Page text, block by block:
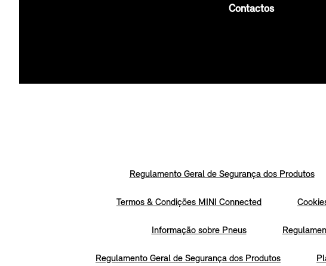
Contactos
Regulamento Geral de Segurança dos Produtos
Termos & Condições MINI Connected
Informação sobre Pneus
Regulamento Geral de Segurança dos Produtos